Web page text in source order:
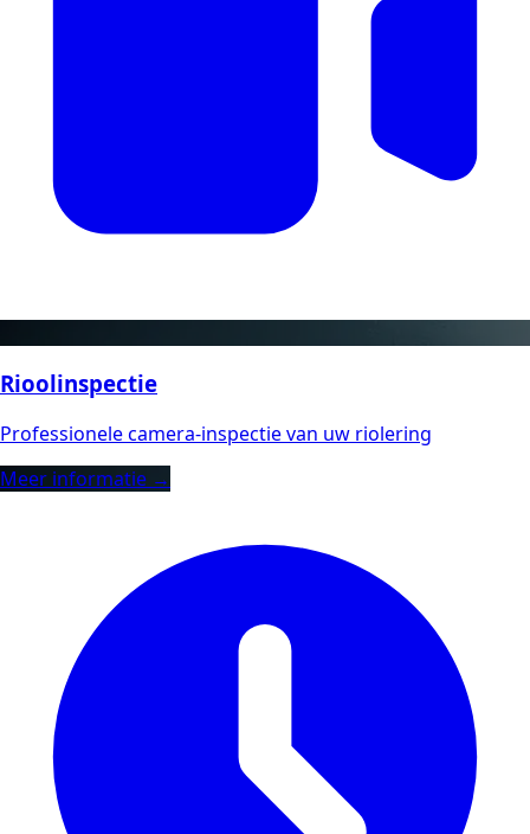
Rioolinspectie
Professionele camera-inspectie van uw riolering
Meer informatie →